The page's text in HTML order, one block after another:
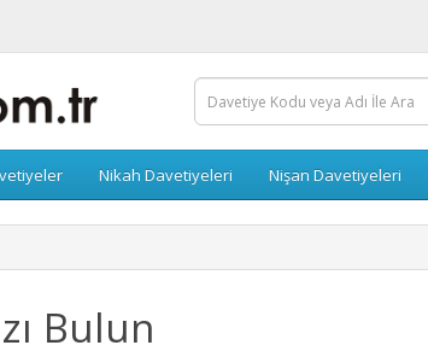
Nikah Davetiyeleri Nişan Davetiyeleri
Bulun